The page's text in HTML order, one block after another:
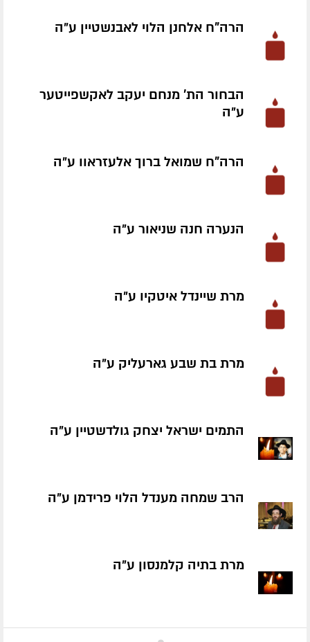
הרה"ח אלחנן הלוי לאבנשטיין ע״ה
הבחור הת' מנחם יעקב לאקשפייטער
ע״ה
הרה"ח שמואל ברוך אלעזראוו ע״ה
הנערה חנה שניאור ע״ה
מרת שיינדל איטקיו ע״ה
מרת בת שבע גארעליק ע״ה
התמים ישראל יצחק גולדשטיין ע״ה
הרב שמחה מענדל הלוי פרידמן ע״ה
מרת בתיה קלמנסון ע״ה